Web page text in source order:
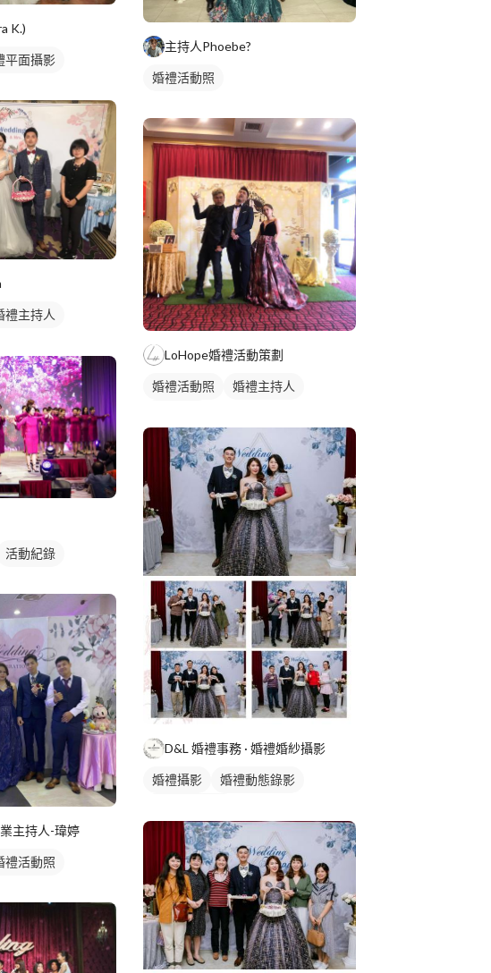
K.)
平面攝影
禮主持人
活動紀錄
主持人-瑋婷
禮活動照
主持人Phoebe?
婚禮活動照
LoHope婚禮活動策劃
婚禮活動照
婚禮主持人
D&L 婚禮事務 · 婚禮婚紗攝影
婚禮攝影
婚禮動態錄影